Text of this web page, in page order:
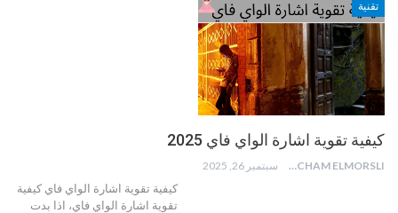
تقنية
كيفية تقوية اشارة الواي فاي 2025
HICHAM ELMORSLI سبتمبر 26, 2025
كيفية تقوية اشارة الواي فاي كيفية
تقوية اشارة الواي فاي، اذا بدت